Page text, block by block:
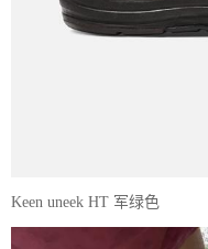
Keen uneek HT 军绿色